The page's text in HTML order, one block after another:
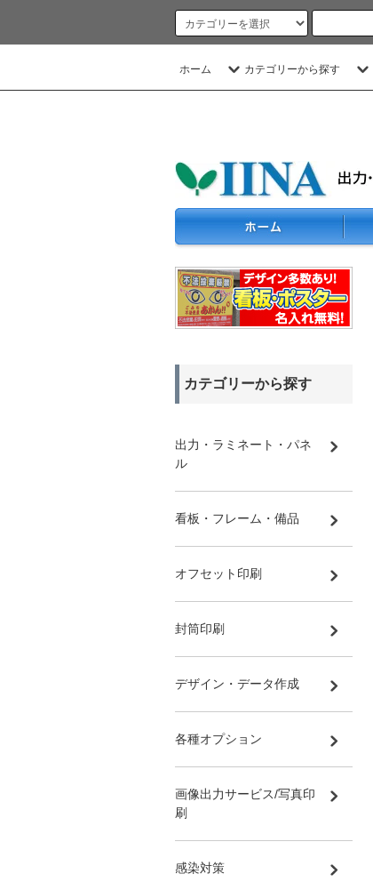
ホーム カテゴリーから探す
カテゴリーから探す
出力・ラミネート・パネ
ル
看板・フレーム・備品
オフセット印刷
封筒印刷
デザイン・データ作成
各種オプション
画像出力サービス/写真印
刷
感染対策